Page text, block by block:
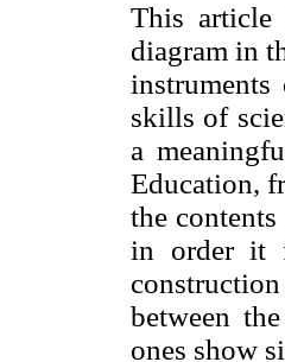
This
diagram in
skills of
a
Education,
the
in order it
between
ones show